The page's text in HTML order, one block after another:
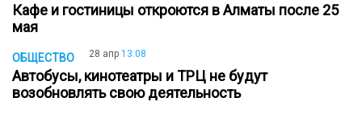
Кафе и гостиницы откроются в Алматы после 25
мая
ОБЩЕСТВО 28 апр 13:08
Автобусы, кинотеатры и ТРЦ не будут
возобновлять свою деятельность